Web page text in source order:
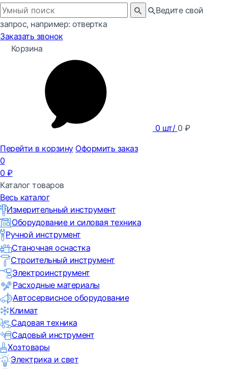
Ведите свой
запрос, например: отвертка
Заказать звонок
Корзина
0 шт/ 0 ₽
Перейти в корзину Оформить заказ
0
0 ₽
Каталог товаров
Весь каталог
Измерительный инструмент
Оборудование и силовая техника
Ручной инструмент
Станочная оснастка
Строительный инструмент
Электроинструмент
Расходные материалы
Автосервисное оборудование
Климат
Садовая техника
Садовый инструмент
Хозтовары
Электрика и свет